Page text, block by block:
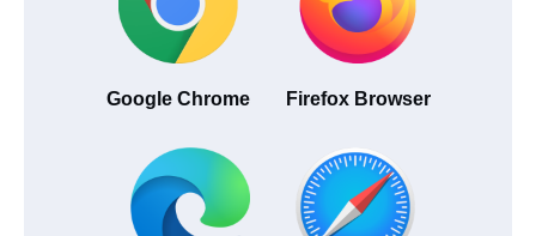
Google Chrome Firefox Browser